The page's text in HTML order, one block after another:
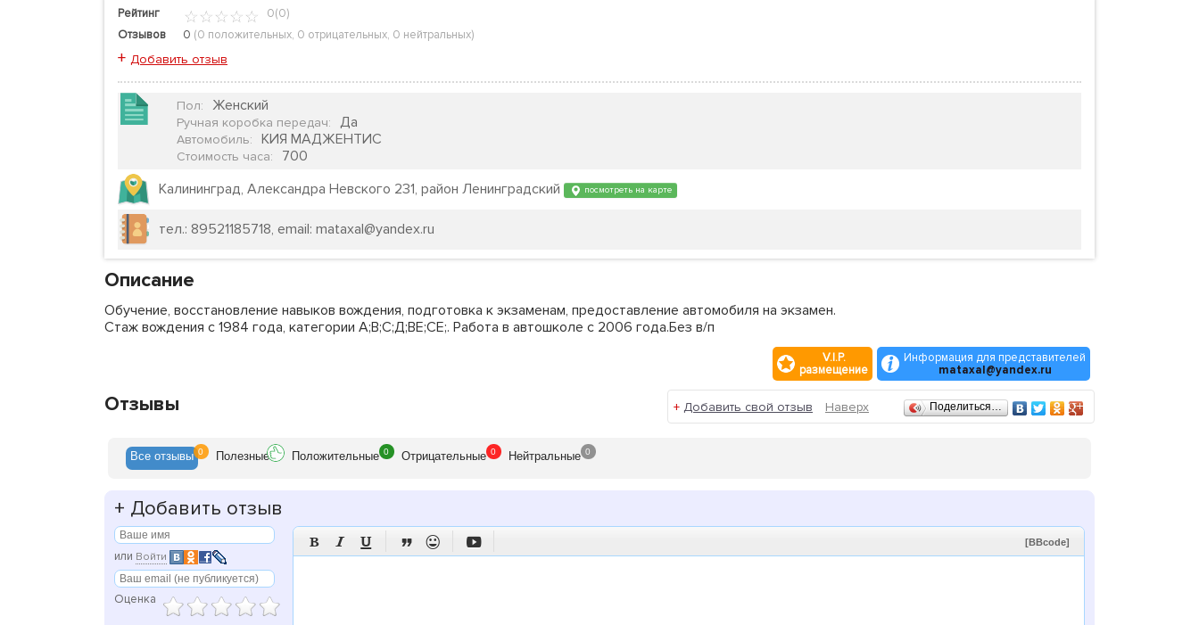
Рейтинг
0(0)
Отзывов
0 (0 положительных, 0 отрицательных, 0 нейтральных)
+ Добавить отзыв
Пол: Женский
Ручная коробка передач: Да
Автомобиль: КИЯ МАДЖЕНТИС
Стоимость часа:
700
Калининград, Александра Невского 231, район Ленинградский
посмотреть на карте
тел.: 89521185718, email: mataxal@yandex.ru
Описание
Обучение, восстановление навыков вождения, подготовка к экзаменам, предоставление автомобиля на экзамен.
Стаж вождения с 1984 года, категории А;В;С;Д;ВЕ;СЕ;. Работа в автошколе с 2006 года.Без в/п
V.I.P.
размещение
Информация для представителей
mataxal@yandex.ru
Отзывы + Добавить свой отзыв Наверх Поделиться…
Все отзывы 0 Полезные Положительные 0 Отрицательные 0 Нейтральные 0
+ Добавить отзыв
или Войти
Оценка
      [BBcode]